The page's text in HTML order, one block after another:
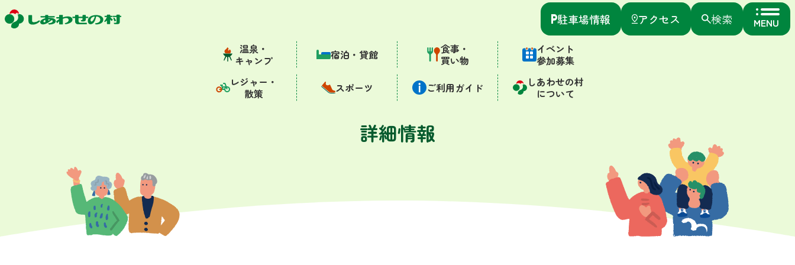
駐車場情報 アクセス 検索
MENU
温泉・
キャンプ
宿泊・貸館
食事・
買い物
イベント
参加募集
レジャー・
散策
スポーツ ご利用ガイド
しあわせの村
について
詳細情報